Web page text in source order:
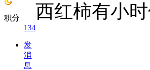
积分
134
发
消
息
西红柿有小